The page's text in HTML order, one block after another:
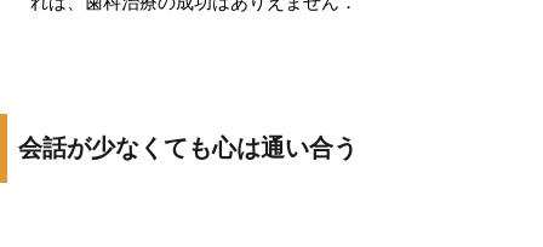
会話が少なくても心は通い合う